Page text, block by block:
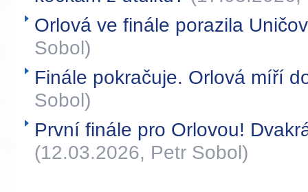
Orlová ve finále porazila
Sobol)
Finále pokračuje. Orlová míří
Sobol)
První finále pro Orlovou!
(12.03.2026, Petr Sobol)